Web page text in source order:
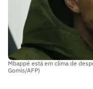
Mbappé está em clima de
Gomis/AFP)